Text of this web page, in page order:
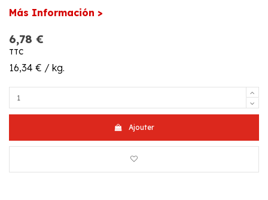
Más Información >
6,78 €
TTC
16,34 € / kg.
Ajouter